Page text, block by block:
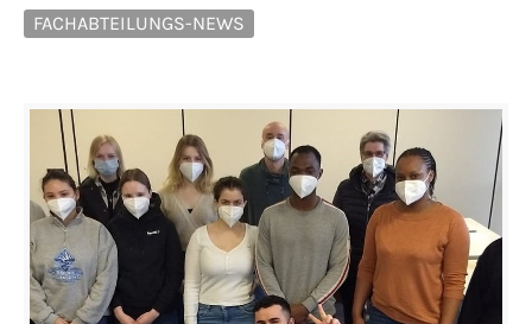
FACHABTEILUNGS-NEWS